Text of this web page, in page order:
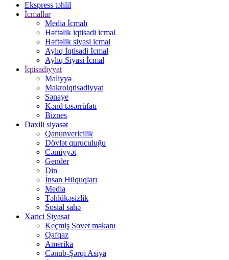
Ekspress təhlil
İcmallar
Media İcmalı
Həftəlik iqtisadi icmal
Həftəlik siyasi icmal
Aylıq İqtisadi İcmal
Aylıq Siyasi İcmal
İqtisadiyyat
Maliyyə
Makroiqtisadiyyat
Sənaye
Kənd təsərrüfatı
Biznes
Daxili siyasət
Qanunvericilik
Dövlət quruculuğu
Cəmiyyət
Gender
Din
İnsan Hüquqları
Media
Təhlükəsizlik
Sosial sahə
Xarici Siyasət
Keçmiş Sovet məkanı
Qafqaz
Amerika
Cənub-Şərqi Asiya